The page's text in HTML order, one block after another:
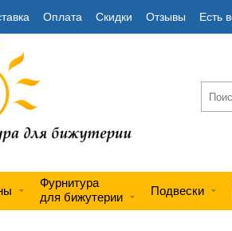
Оплата Скидки Отзывы Есть
Фурнитура
для бижутерии
Подвески